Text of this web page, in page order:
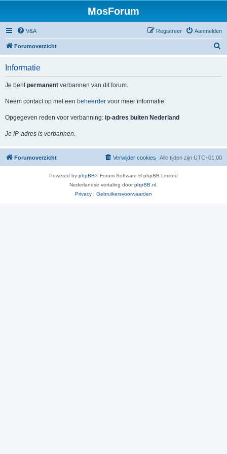
MosForum
V&A Aanmelden
Registreer
Forumoverzicht
Informatie
Je bentpermanent verbannen van dit forum.
Neem contact op met een beheerder voor meer informatie.
Opgegeven reden voor verbanning: ip-adres buiten Nederland
Je IP-adres is verbannen.
Forumoverzicht Alle tijden zijn UTC+01:00
Verwijder cookies
Powered by phpBB® Forum Software © phpBB Limited
Nederlandse vertaling doorphpBB.nl
Privacy | Gebruikersvoorwaarden